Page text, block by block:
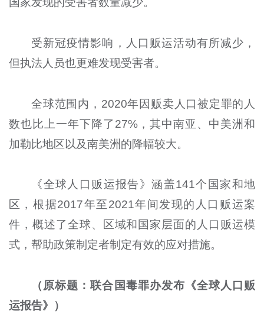
受新冠疫情影响，人口贩运活动有所减少，
但执法人员也更难发现受害者。
全球范围内，2020年因贩卖人口被定罪的人
数也比上一年下降了27%，其中南亚、中美洲和
加勒比地区以及南美洲的降幅较大。
《全球人口贩运报告》涵盖141个国家和地
区，根据2017年至2021年间发现的人口贩运案
件，概述了全球、区域和国家层面的人口贩运模
式，帮助政策制定者制定有效的应对措施。
（原标题：联合国毒罪办发布《全球人口贩
运报告》）